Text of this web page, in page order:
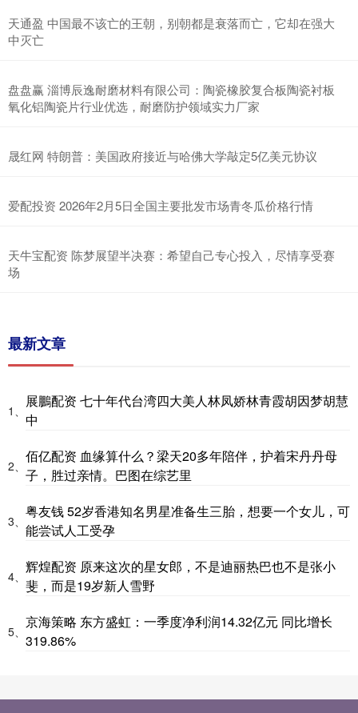
天通盈 中国最不该亡的王朝，别朝都是衰落而亡，它却在强大
中灭亡
盘盘赢 淄博辰逸耐磨材料有限公司：陶瓷橡胶复合板陶瓷衬板
氧化铝陶瓷片行业优选，耐磨防护领域实力厂家
晟红网 特朗普：美国政府接近与哈佛大学敲定5亿美元协议
爱配投资 2026年2月5日全国主要批发市场青冬瓜价格行情
天牛宝配资 陈梦展望半决赛：希望自己专心投入，尽情享受赛
场
最新文章
1、
展鵬配资 七十年代台湾四大美人林凤娇林青霞胡因梦胡慧
中
2、
佰亿配资 血缘算什么？梁天20多年陪伴，护着宋丹丹母
子，胜过亲情。巴图在综艺里
3、
粤友钱 52岁香港知名男星准备生三胎，想要一个女儿，可
能尝试人工受孕
4、
辉煌配资 原来这次的星女郎，不是迪丽热巴也不是张小
斐，而是19岁新人雪野
5、
京海策略 东方盛虹：一季度净利润14.32亿元 同比增长
319.86%